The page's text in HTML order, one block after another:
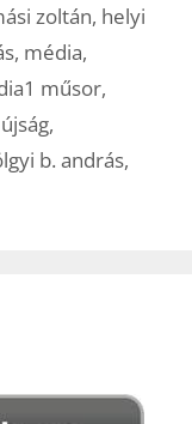
zoltán, helyi
, média,
műsor,
,
b. andrás,